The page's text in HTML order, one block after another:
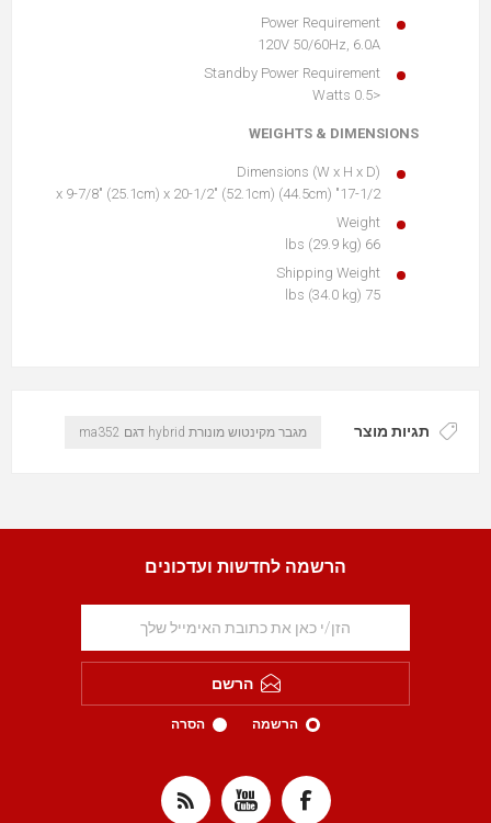
Power Requirement
120V 50/60Hz, 6.0A
Standby Power Requirement
<0.5 Watts
WEIGHTS & DIMENSIONS
Dimensions (W x H x D)
17-1/2" (44.5cm) x 9-7/8" (25.1cm) x 20-1/2" (52.1cm)
Weight
66 lbs (29.9 kg)
Shipping Weight
75 lbs (34.0 kg)
תגיות מוצר מגבר מקינטוש מונורת hybrid דגם ma352
הרשמה לחדשות ועדכונים
הרשם
הרשמה הסרה